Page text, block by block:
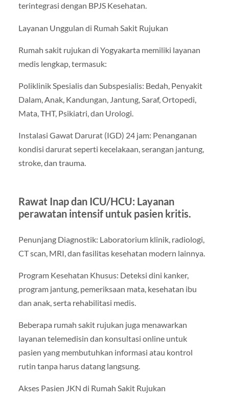
terintegrasi dengan BPJS Kesehatan.
Layanan Unggulan di Rumah Sakit Rujukan
Rumah sakit rujukan di Yogyakarta memiliki layanan
medis lengkap, termasuk:
Poliklinik Spesialis dan Subspesialis: Bedah, Penyakit
Dalam, Anak, Kandungan, Jantung, Saraf, Ortopedi,
Mata, THT, Psikiatri, dan Urologi.
Instalasi Gawat Darurat (IGD) 24 jam: Penanganan
kondisi darurat seperti kecelakaan, serangan jantung,
stroke, dan trauma.
Rawat Inap dan ICU/HCU: Layanan
perawatan intensif untuk pasien kritis.
Penunjang Diagnostik: Laboratorium klinik, radiologi,
CT scan, MRI, dan fasilitas kesehatan modern lainnya.
Program Kesehatan Khusus: Deteksi dini kanker,
program jantung, pemeriksaan mata, kesehatan ibu
dan anak, serta rehabilitasi medis.
Beberapa rumah sakit rujukan juga menawarkan
layanan telemedisin dan konsultasi online untuk
pasien yang membutuhkan informasi atau kontrol
rutin tanpa harus datang langsung.
Akses Pasien JKN di Rumah Sakit Rujukan